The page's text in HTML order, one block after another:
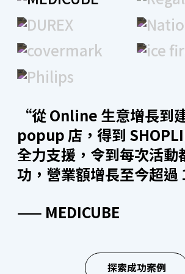
直播購物
SHOPLINE 能串接 Facebook、
Shopping 進行直播。另外更設有獨立
要輸入關鍵字 +1 即可下單，做到看直
開播到即時銷售成效分析，一站輕鬆
零時差。另外，SHOPLINE 廣告團隊
取最大的曝光及轉換。
“從 Online 生意增長到
popup 店，得到
全力支援，令到每次活動
功，營業額增長至今超過
—— MEDICUBE
化，客戶經理與技術團隊
隨時準備協助我們解決任
答，並展現出禮貌和細心
低自建網站成本，同時呈
服務團隊協助我們了解平
態度印象深刻，團隊樂於
探索成功案例